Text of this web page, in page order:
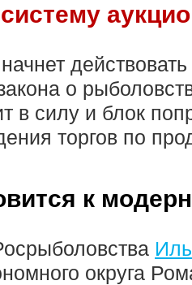
о
в силу и блок
торгов по
к
округа